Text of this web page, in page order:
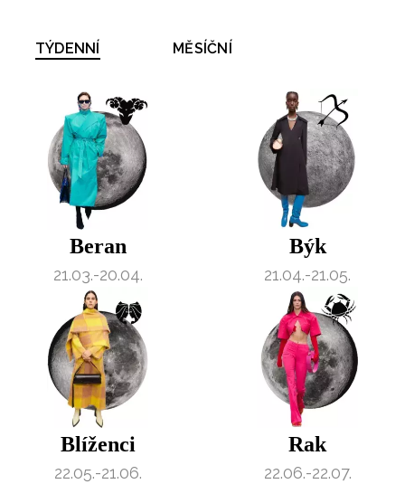
TÝDENNÍ MĚSÍČNÍ
Beran
21.03.-20.04.
Býk
21.04.-21.05.
Blíženci
22.05.-21.06.
Rak
22.06.-22.07.